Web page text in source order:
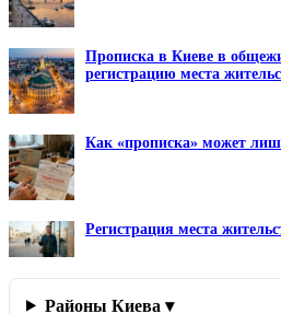
Прописка в Киеве в
регистрацию места
Как «прописка» может
Регистрация места
Районы Киева ▾